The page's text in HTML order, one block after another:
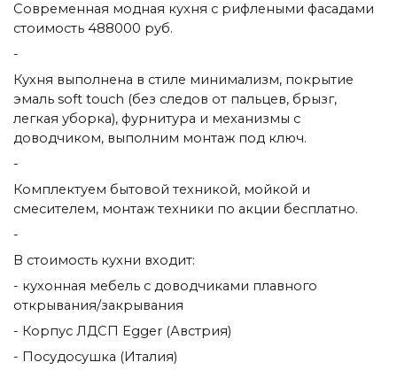
Современная модная кухня с рифлеными фасадами
стоимость 488000 руб.
-
Кухня выполнена в стиле минимализм, покрытие
эмаль soft touch (без следов от пальцев, брызг,
легкая уборка), фурнитура и механизмы с
доводчиком, выполним монтаж под ключ.
-
Комплектуем бытовой техникой, мойкой и
смесителем, монтаж техники по акции бесплатно.
-
В стоимость кухни входит:
- кухонная мебель с доводчиками плавного
открывания/закрывания
- Корпус ЛДСП Egger (Австрия)
- Посудосушка (Италия)